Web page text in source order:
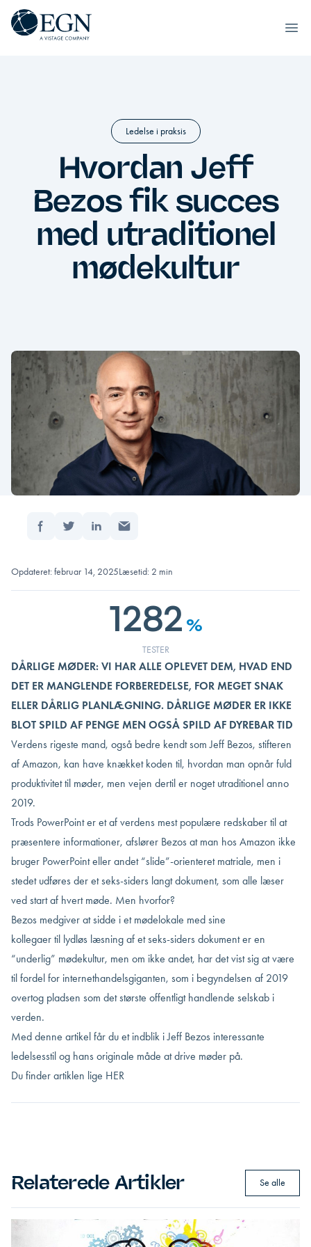
Spring til indhold
Executives' Global Network
Ledelse i praksis
Hvordan Jeff
Bezos fik succes
med utraditionel
mødekultur
Opdateret: februar 14, 2025Læsetid: 2 min
1282 %
TESTER
DÅRLIGE MØDER: VI HAR ALLE OPLEVET DEM, HVAD END
DET ER MANGLENDE FORBEREDELSE, FOR MEGET SNAK
ELLER DÅRLIG PLANLÆGNING. DÅRLIGE MØDER ER IKKE
BLOT SPILD AF PENGE MEN OGSÅ SPILD AF DYREBAR TID
Verdens rigeste mand, også bedre kendt som Jeff Bezos, stifteren
af Amazon, kan have knækket koden til, hvordan man opnår fuld
produktivitet til møder, men vejen dertil er noget utraditionel anno
2019.
Trods PowerPoint er et af verdens mest populære redskaber til at
præsentere informationer, afslører Bezos at man hos Amazon ikke
bruger PowerPoint eller andet “slide”-orienteret matriale, men i
stedet udføres der et seks-siders langt dokument, som alle læser
ved start af hvert møde. Men hvorfor?
Bezos medgiver at sidde i et mødelokale med sine
kollegaer til lydløs læsning af et seks-siders dokument er en
“underlig” mødekultur, men om ikke andet, har det vist sig at være
til fordel for internethandelsgiganten, som i begyndelsen af 2019
overtog pladsen som det største offentligt handlende selskab i
verden.
Med denne artikel får du et indblik i Jeff Bezos interessante
ledelsesstil og hans originale måde at drive møder på.
Du finder artiklen lige HER
Relaterede Artikler Se alle